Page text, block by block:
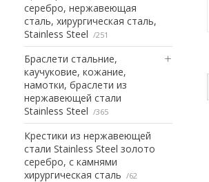
серебро, нержавеющая
сталь, хирургическая сталь,
Stainless Steel
251
Браслети стальние,
каучуковие, кожание,
намотки, браслети из
нержавеющей стали
Stainless Steel
365
Крестики из нержавеющей
стали Stainless Steel золото
серебро, с камнями
хирургическая сталь
62